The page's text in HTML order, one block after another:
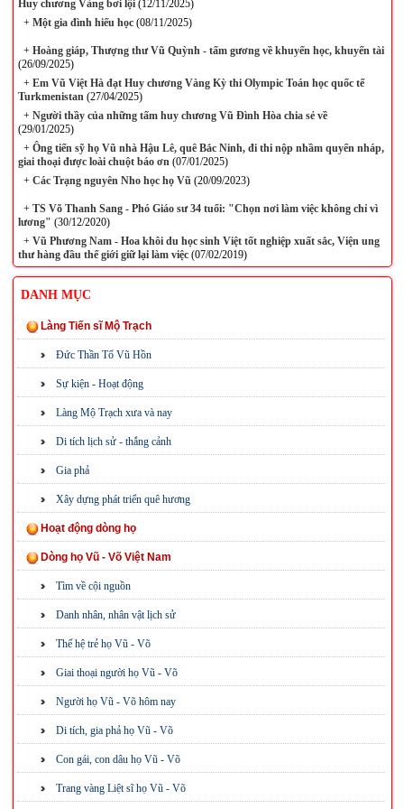
Huy chương Vàng bơi lội(12/11/2025)
+Một gia đình hiếu học(08/11/2025)
+Hoàng giáp, Thượng thư Vũ Quỳnh - tấm gương về khuyến học, khuyến tài
(26/09/2025)
+Em Vũ Việt Hà đạt Huy chương Vàng Kỳ thi Olympic Toán học quốc tế
Turkmenistan(27/04/2025)
+Người thầy của những tấm huy chương Vũ Đình Hòa chia sẻ về
(29/01/2025)
+Ông tiến sỹ họ Vũ nhà Hậu Lê, quê Bắc Ninh, đi thi nộp nhầm quyển nháp,
giai thoại được loài chuột báo ơn(07/01/2025)
+Các Trạng nguyên Nho học họ Vũ(20/09/2023)
+TS Võ Thanh Sang - Phó Giáo sư 34 tuổi: "Chọn nơi làm việc không chỉ vì
lương" (30/12/2020)
+Vũ Phương Nam - Hoa khôi du học sinh Việt tốt nghiệp xuất sắc, Viện ung
thư hàng đầu thế giới giữ lại làm việc(07/02/2019)
DANH MỤC
Làng Tiến sĩ Mộ Trạch
Đức Thần Tổ Vũ Hồn
Sự kiện - Hoạt động
Làng Mộ Trạch xưa và nay
Di tích lịch sử - thắng cảnh
Gia phả
Xây dựng phát triển quê hương
Hoạt động dòng họ
Dòng họ Vũ - Võ Việt Nam
Tìm về cội nguồn
Danh nhân, nhân vật lịch sử
Thế hệ trẻ họ Vũ - Võ
Giai thoại người họ Vũ - Võ
Người họ Vũ - Võ hôm nay
Di tích, gia phả họ Vũ - Võ
Con gái, con dâu họ Vũ - Võ
Trang vàng Liệt sĩ họ Vũ - Võ